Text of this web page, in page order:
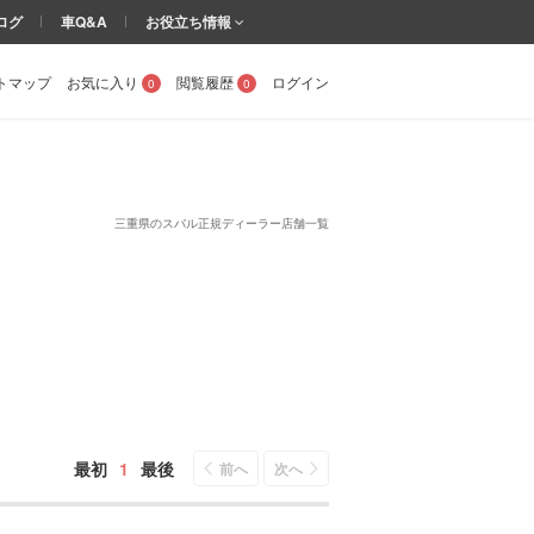
三重県のスバル正規ディーラー店舗一覧
マップ お気に入り 0 閲覧履歴 0 ログイン
グ 車Q&A お役立ち情報
最初 1 最後 前へ 次へ